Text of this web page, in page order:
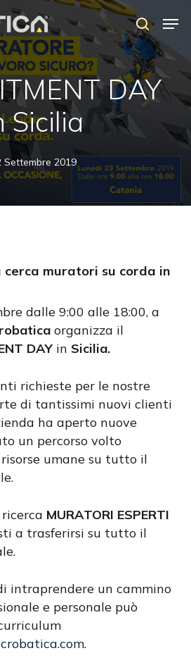
search
DAY
Sicilia
Settembre 2019
muratori su corda in
dalle 9:00 alle 18:00, a
organizza il
DAYin Sicilia.
richieste per le nostre
di tantissimi nuovi clienti
ha aperto nuove
un percorso volto
umane su tutto il
MURATORI ESPERTI
a trasferirsi su tutto il
intraprendere un cammino
e personale può
.
Close
Menu